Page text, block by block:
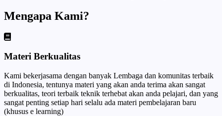
Mengapa Kami?
Materi Berkualitas
Kami bekerjasama dengan banyak Lembaga dan komunitas terbaik
di Indonesia, tentunya materi yang akan anda terima akan sangat
berkualitas, teori terbaik teknik terhebat akan anda pelajari, dan yang
sangat penting setiap hari selalu ada materi pembelajaran baru
(khusus e learning)